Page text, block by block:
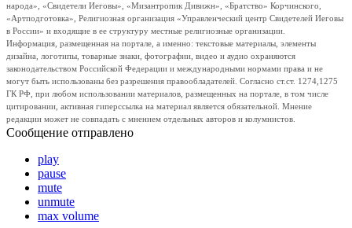
народа», «Свидетели Иеговы», «Мизантропик Дивижн», «Братство» Корчинского,
«Артподготовка», Религиозная организация «Управленческий центр Свидетелей Иеговы
в России» и входящие в ее структуру местные религиозные организации.
Информация, размещенная на портале, а именно: текстовые материалы, элементы
дизайна, логотипы, товарные знаки, фотографии, видео и аудио охраняются
законодательством Российской Федерации и международными нормами права и не
могут быть использованы без разрешения правообладателей. Согласно ст.ст. 1274,1275
ГК РФ, при любом использовании материалов, размещенных на портале, в том числе
цитировании, активная гиперссылка на материал является обязательной. Мнение
редакции может не совпадать с мнением отдельных авторов и колумнистов.
Сообщение отправлено
play
pause
mute
unmute
max volume